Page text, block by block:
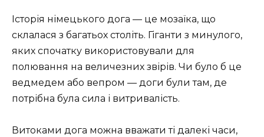
Історія німецького дога — це мозаїка, що
склалася з багатьох століть. Гіганти з минулого,
яких спочатку використовували для
полювання на величезних звірів. Чи було б це
ведмедем або вепром — доги були там, де
потрібна була сила і витривалість.
Витоками дога можна вважати ті далекі часи,